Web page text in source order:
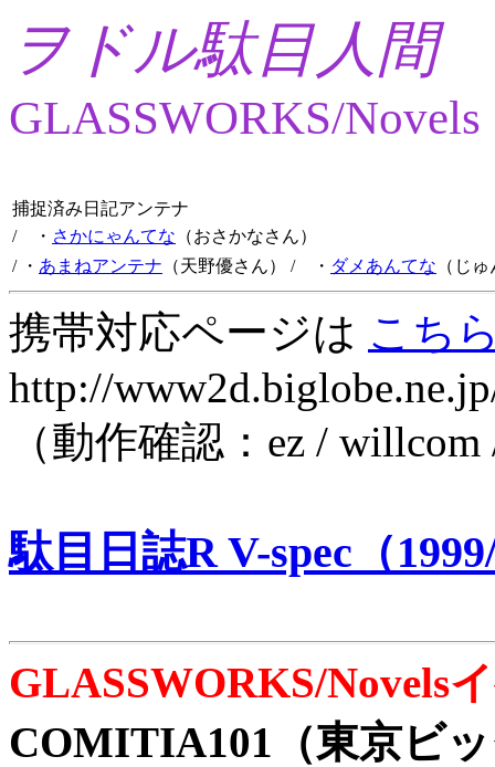
ヲドル駄目人間
GLASSWORKS/Novels
捕捉済み日記アンテナ
/ ・ さかにゃんてな （おさかなさん）
/ ・ あまねアンテナ （天野優さん） / ・ ダメあんてな （じ
携帯対応ページは こち
http://
（動作確認：ez /
駄目日誌R V-spec（
GLASSWORKS/Novels
COMITIA101（東京ビ